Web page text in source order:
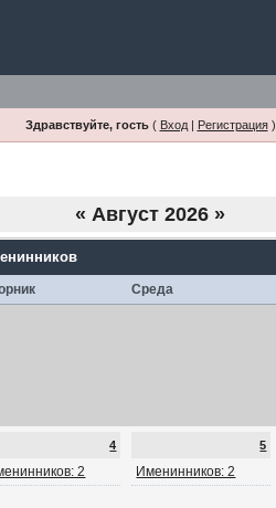
Здравствуйте, гость( Вход| Регистрация)
« Август 2026 »
Среда
4
2
5
Именинников: 2